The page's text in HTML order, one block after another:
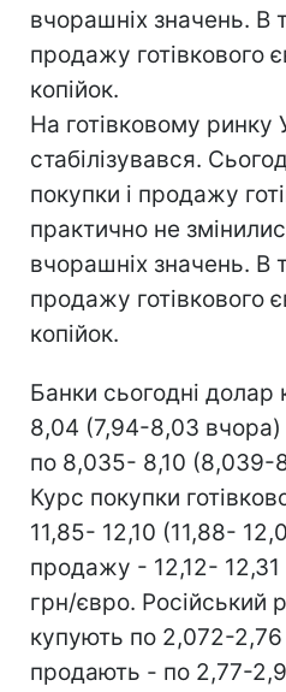
вчорашніх значень. В
продажу готівкового
копійок.
На готівковому ринку
стабілізувався.
покупки і продажу
практично не
вчорашніх значень. В
продажу готівкового
копійок.
Банки сьогодні
8,04 (7,94-8,03
по 8,035- 8,10 (8,039-
Курс покупки
11,85- 12,10 (11,88-
продажу - 12,12-
грн/євро. Російський
купують по 2,072-2,76
продають - по 2,77-2,9